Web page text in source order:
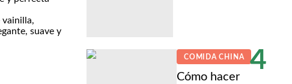
vainilla,
suave y
4
COMIDA CHINA
Cómo hacer